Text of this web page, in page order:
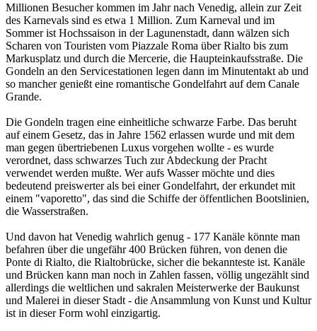
Millionen Besucher kommen im Jahr nach Venedig, allein zur Zeit
des Karnevals sind es etwa 1 Million. Zum Karneval und im
Sommer ist Hochssaison in der Lagunenstadt, dann wälzen sich
Scharen von Touristen vom Piazzale Roma über Rialto bis zum
Markusplatz und durch die Mercerie, die Haupteinkaufsstraße. Die
Gondeln an den Servicestationen legen dann im Minutentakt ab und
so mancher genießt eine romantische Gondelfahrt auf dem Canale
Grande.
Die Gondeln tragen eine einheitliche schwarze Farbe. Das beruht
auf einem Gesetz, das in Jahre 1562 erlassen wurde und mit dem
man gegen übertriebenen Luxus vorgehen wollte - es wurde
verordnet, dass schwarzes Tuch zur Abdeckung der Pracht
verwendet werden mußte. Wer aufs Wasser möchte und dies
bedeutend preiswerter als bei einer Gondelfahrt, der erkundet mit
einem "vaporetto", das sind die Schiffe der öffentlichen Bootslinien,
die Wasserstraßen.
Und davon hat Venedig wahrlich genug - 177 Kanäle könnte man
befahren über die ungefähr 400 Brücken führen, von denen die
Ponte di Rialto, die Rialtobrücke, sicher die bekannteste ist. Kanäle
und Brücken kann man noch in Zahlen fassen, völlig ungezählt sind
allerdings die weltlichen und sakralen Meisterwerke der Baukunst
und Malerei in dieser Stadt - die Ansammlung von Kunst und Kultur
ist in dieser Form wohl einzigartig.